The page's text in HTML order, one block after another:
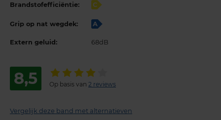
Brandstofefficiëntie: C
Grip op nat wegdek: A
Extern geluid: 68dB
8,5 Op basis van 2 reviews
Vergelijk deze band met alternatieven